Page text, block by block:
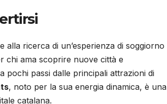
ricerca di un’esperienza di soggiorno
chi ama scoprire nuove città e
pochi passi dalle principali attrazioni di
, noto per la sua energia dinamica, è una
catalana.